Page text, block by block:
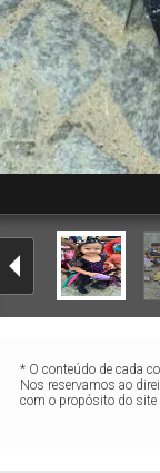
* O conteúdo de cada
Nos reservamos ao
com o propósito do